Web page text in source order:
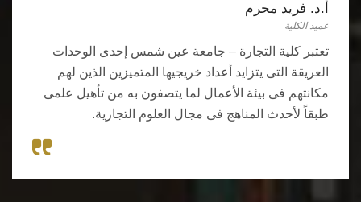
أ.د. فريد محرم
عميد الكلية
تعتبر كلية التجارة – جامعة عين شمس إحدى الوحدات
العريقة التى يتزايد أعداد خريجيها المتميزين الذين لهم
مكانتهم فى بيئة الأعمال لما يتصفون به من تأهيل علمى
طبقاً لأحدث المناهج فى مجال العلوم التجارية.